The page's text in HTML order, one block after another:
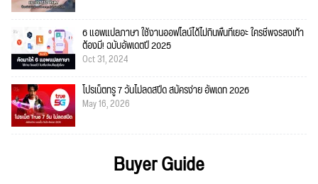
6 แอพแปลภาษา ใช้งานออฟไลน์ได้ไม่กินพื้นที่เยอะ ใครชีพจรลงเท้า
ต้องมี! ฉบับอัพเดตปี 2025
Oct 31, 2024
โปรเน็ตทรู 7 วันไม่ลดสปีด สมัครง่าย อัพเดท 2026
May 16, 2026
Buyer Guide